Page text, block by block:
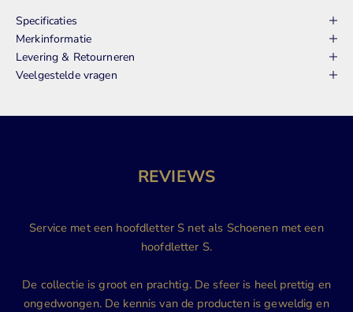
Specificaties
Merkinformatie
Levering & Retourneren
Veelgestelde vragen
REVIEWS
Service met een hoofdletter S net als Schoenen met een
hoofdletter S.
De collectie is groot en prachtig. De sfeer is heel prettig en
ongedwongen. De kennis van de producten is geweldig en